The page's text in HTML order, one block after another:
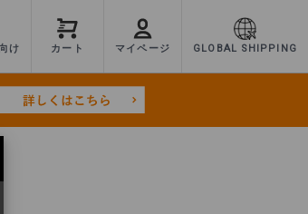
け カート マイページ GLOBAL SHIPPING